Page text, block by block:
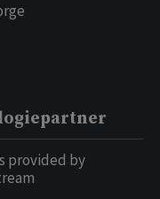
provided by